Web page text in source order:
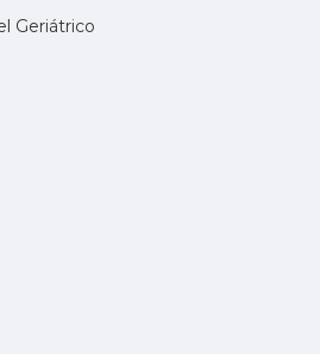
Geriátrico